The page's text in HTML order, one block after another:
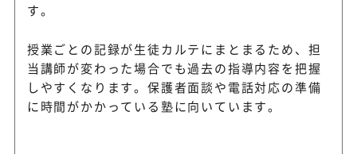
す。
授業ごとの記録が生徒カルテにまとまるため、担
当講師が変わった場合でも過去の指導内容を把握
しやすくなります。保護者面談や電話対応の準備
に時間がかかっている塾に向いています。